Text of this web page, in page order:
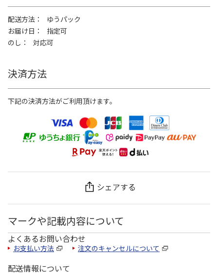
配送方法
ゆうパック
お届け日
指定可
のし
対応可
決済方法
下記の決済方法がご利用頂けます。
シェアする
マークや記載内容について
よくあるお問い合わせ
お支払い方法 注文のキャンセルについて
配送情報について